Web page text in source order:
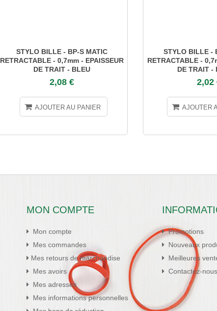
STYLO BILLE - BP-S MATIC
RETRACTABLE - 0,7mm - EPAISSEUR
DE TRAIT - BLEU
2,08 €
AJOUTER AU PANIER
STYLO BILLE -
RETRACTABLE -
DE TRAIT -
2,02
AJOUTER
MON COMPTE
Mon compte
Mes commandes
Mes retours de marchandise
Mes avoirs
Mes adresses
Mes informations personnelles
Promotions
Nouveaux
Meilleures
Contactez-nous